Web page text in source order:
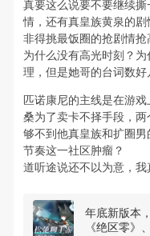
真要这么说要不要继续
情，还有真皇族黄泉的剧
非得挑最饭圈的抢剧情
为什么没有高光时刻？
理，但是她哥的台词数好
匹诺康尼的主线是在游
桑为了卖卡不择手段，
够不到他真皇族和扩圈
节奏这一社区肿瘤？
道听途说还不以为意，我
年底新版本
《绝区零》